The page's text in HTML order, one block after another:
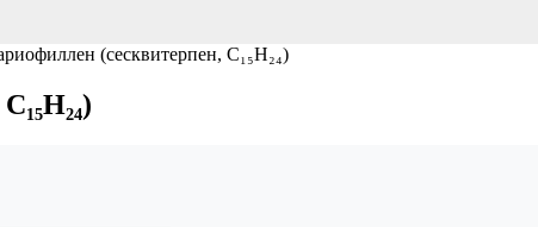
(сесквитерпен, C₁₅H₂₄)